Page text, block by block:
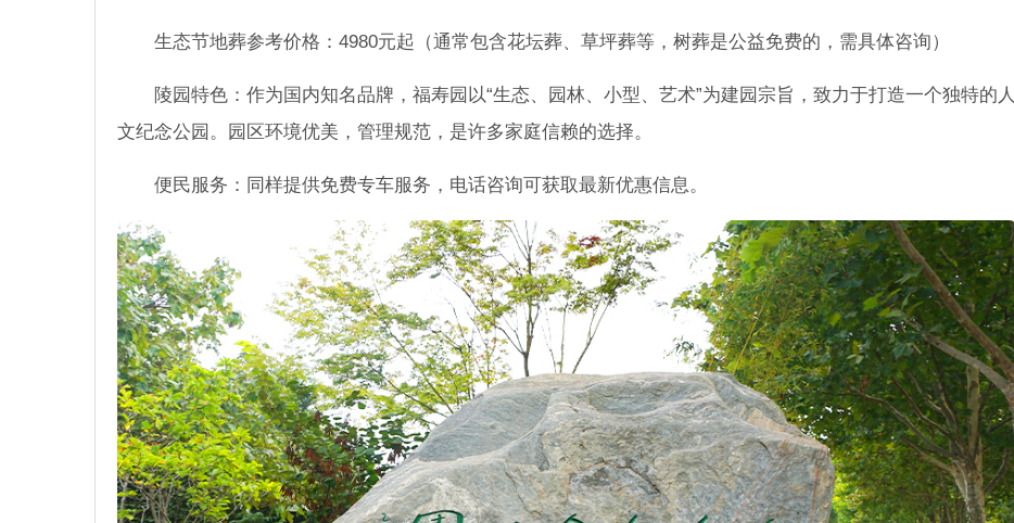
生态节地葬参考价格：4980元起（通常包含花坛葬、草坪葬等，树葬是公益免费的，需具体咨询）
陵园特色：作为国内知名品牌，福寿园以“生态、园林、小型、艺术”为建园宗旨，致力于打造一个独特的人
文纪念公园。园区环境优美，管理规范，是许多家庭信赖的选择。
便民服务：同样提供免费专车服务，电话咨询可获取最新优惠信息。